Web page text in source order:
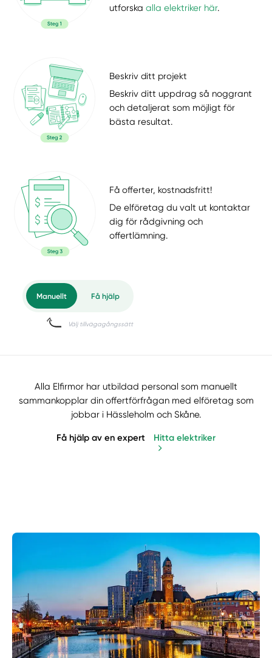
utforskaalla elektriker här.
Beskriv ditt projekt
Beskriv ditt uppdrag så noggrant
och detaljerat som möjligt för
bästa resultat.
Få offerter, kostnadsfritt!
De elföretag du valt ut kontaktar
dig för rådgivning och
offertlämning.
Manuellt Få hjälp
Välj tillvägagångssätt
Alla Elfirmor har utbildad personal som manuellt
sammankopplar din offertförfrågan med elföretag som
jobbar i Hässleholm och Skåne.
Få hjälp av en expert Hitta elektriker